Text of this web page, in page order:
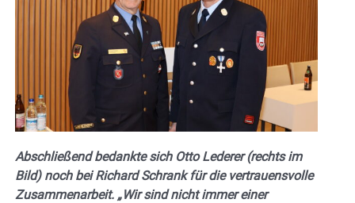
Abschließend bedankte sich Otto Lederer (rechts im
Bild) noch bei Richard Schrank für die vertrauensvolle
Zusammenarbeit. „Wir sind nicht immer einer